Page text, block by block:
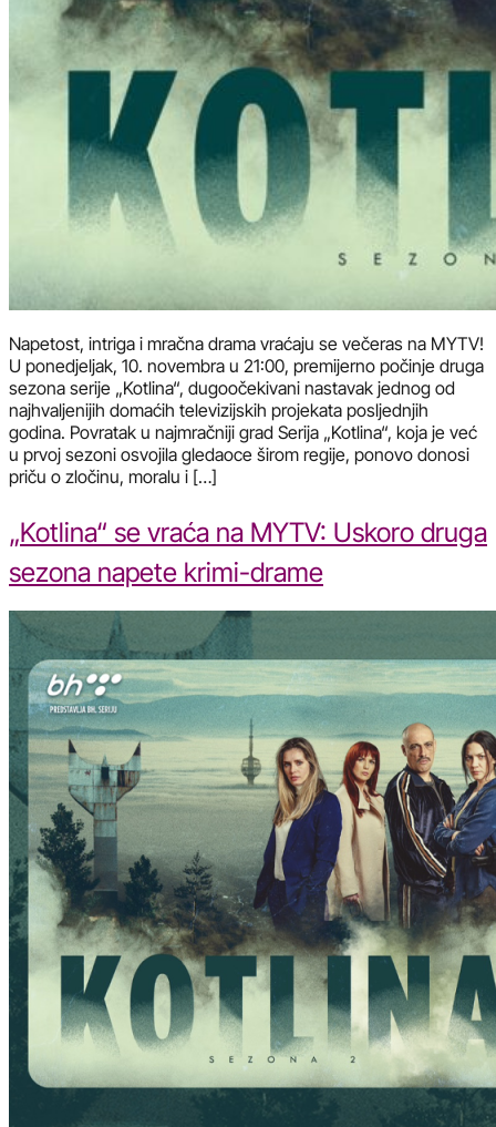
Napetost, intriga i mračna drama vraćaju se večeras na MYTV!
U ponedjeljak, 10. novembra u 21:00, premijerno počinje druga
sezona serije „Kotlina“, dugoočekivani nastavak jednog od
najhvaljenijih domaćih televizijskih projekata posljednjih
godina. Povratak u najmračniji grad Serija „Kotlina“, koja je već
u prvoj sezoni osvojila gledaoce širom regije, ponovo donosi
priču o zločinu, moralu i […]
„Kotlina“ se vraća na MYTV: Uskoro druga
sezona napete krimi-drame